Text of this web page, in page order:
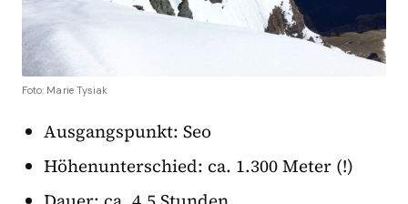
Foto: Marie Tysiak
Ausgangspunkt: Seo
Höhenunterschied: ca. 1.300 Meter (!)